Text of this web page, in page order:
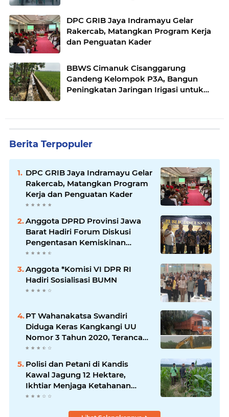
DPC GRIB Jaya Indramayu Gelar
Rakercab, Matangkan Program Kerja
dan Penguatan Kader
BBWS Cimanuk Cisanggarung
Gandeng Kelompok P3A, Bangun
Peningkatan Jaringan Irigasi untuk
Berita Terpopuler
DPC GRIB Jaya Indramayu Gelar
Rakercab, Matangkan Program
Kerja dan Penguatan Kader
Anggota DPRD Provinsi Jawa
Barat Hadiri Forum Diskusi
Pengentasan Kemiskinan
Bersama LPK Trisakti
Anggota *Komisi VI DPR RI
Hadiri Sosialisasi BUMN
PT Wahanakatsa Swandiri
Diduga Keras Kangkangi UU
Nomor 3 Tahun 2020, Terancam
Pidana Dan Denda
Polisi dan Petani di Kandis
Kawal Jagung 12 Hektare,
Ikhtiar Menjaga Ketahanan
Pangan